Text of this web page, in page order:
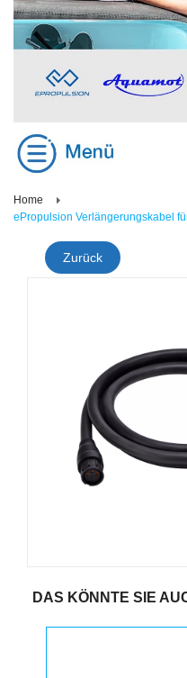
Home
ePropulsion Verlängerungskabel
Zurück
DAS KÖNNTE SIE